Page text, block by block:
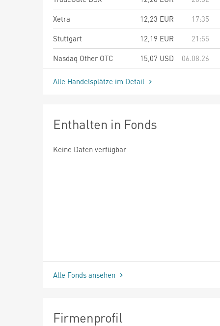
Xetra
12,23 EUR
17:35
Stuttgart
12,19 EUR
21:55
Nasdaq Other OTC
15,07 USD 06.08.26
Alle Handelsplätze im Detail
Enthalten in Fonds
Keine Daten verfügbar
Alle Fonds ansehen
Firmenprofil